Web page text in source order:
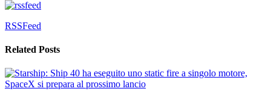
RSSFeed
Related Posts